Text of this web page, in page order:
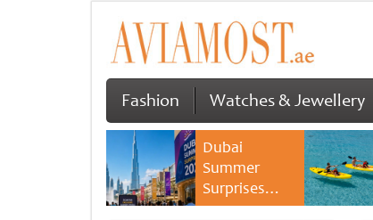
Fashion Watches & Jewellery
Dubai
Summer
Surprises
2026 returns